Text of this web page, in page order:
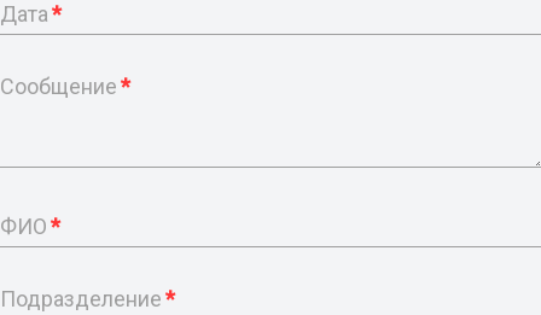
Дата*
Сообщение*
ФИО*
Подразделение*